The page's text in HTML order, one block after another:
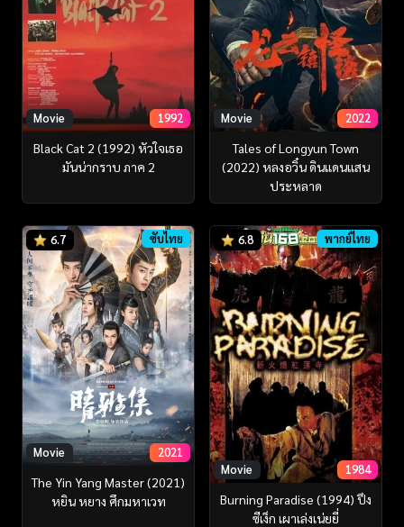
Movie 1992
Black Cat 2 (1992) หัวใจเธอ
มันน่ากราบ ภาค 2
Movie 2022
Tales of Longyun Town
(2022) หลงอวิ๋น ดินแดนแสน
ประหลาด
6.7 ซับไทย
Movie 2021
The Yin Yang Master (2021)
หยิน หยาง ศึกมหาเวท
6.8 พากย์ไทย
Movie 1984
Burning Paradise (1994) ปึง
ซีเง็ก เผาเล่งเน่ยยี่